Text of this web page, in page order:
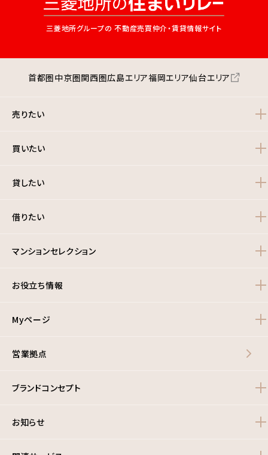
三菱地所グループの 不動産売買仲介・賃貸情報サイト
首都圏中京圏関西圏広島エリア福岡エリア仙台エリア
売りたい
買いたい
貸したい
借りたい
マンションセレクション
お役立ち情報
Myページ
営業拠点
ブランドコンセプト
お知らせ